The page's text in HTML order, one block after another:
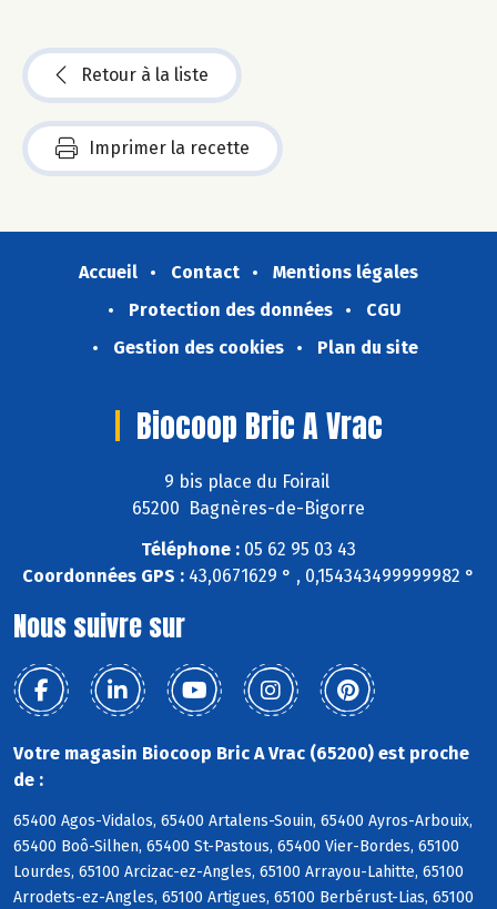
Retour à la liste
Imprimer la recette
Accueil Contact
Mentions légales
Protection des données
CGU
Gestion des cookies
Plan du site
Biocoop Bric A Vrac
9 bis place du Foirail
65200 Bagnères-de-Bigorre
Téléphone : 05 62 95 03 43
Coordonnées GPS : 43,0671629 ° , 0,154343499999982 °
Nous suivre sur
Votre magasin Biocoop Bric A Vrac (65200) est proche
de :
65400 Agos-Vidalos, 65400 Artalens-Souin, 65400 Ayros-Arbouix,
65400 Boô-Silhen, 65400 St-Pastous, 65400 Vier-Bordes, 65100
Lourdes, 65100 Arcizac-ez-Angles, 65100 Arrayou-Lahitte, 65100
Arrodets-ez-Angles, 65100 Artigues, 65100 Berbérust-Lias, 65100